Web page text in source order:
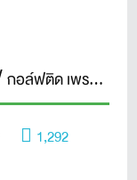
กอล์ฟติด เพราะก๊วนครู(สอนเมีย)
1,292